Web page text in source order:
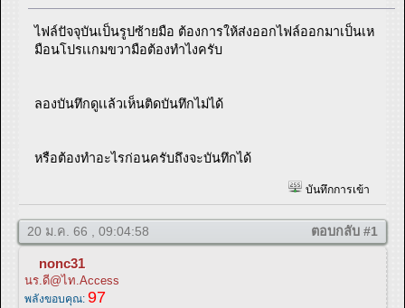
ไฟล์ปัจจุบันเป็นรูปซ้ายมือ ต้องการให้ส่งออกไฟล์ออกมาเป็นเห
มือนโปรเเกมขวามือต้องทำไงครับ
ลองบันทึกดูเเล้วเห็นติดบันทึกไม่ได้
หรือต้องทำอะไรก่อนครับถึงจะบันทึกได้
บันทึกการเข้า
20 ม.ค. 66 , 09:04:58 ตอบกลับ #1
nonc31
นร.ดี@ไท.Access
พลังขอบคุณ: 97